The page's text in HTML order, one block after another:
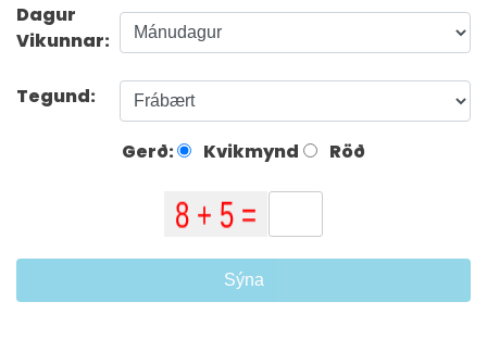
Dagur
Vikunnar:
Tegund:
Gerð: Kvikmynd Röð
Sýna